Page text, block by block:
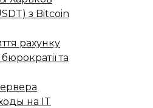
з Bitcoin
рахунку
та
на IT